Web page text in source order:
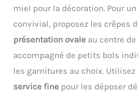
chaque
avec des
rond au
manche
miel pour la décoration. Pour
convivial, proposez les crêpes
présentation ovale au centre
accompagné de petits bols
les garnitures au choix. Utilisez
service fine pour les déposer